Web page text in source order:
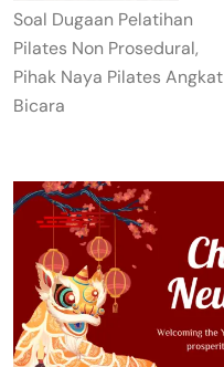
Soal Dugaan Pelatihan
Pilates Non Prosedural,
Pihak Naya Pilates Angkat
Bicara